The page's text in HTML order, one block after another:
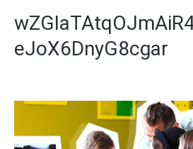
eJoX6DnyG8cgar